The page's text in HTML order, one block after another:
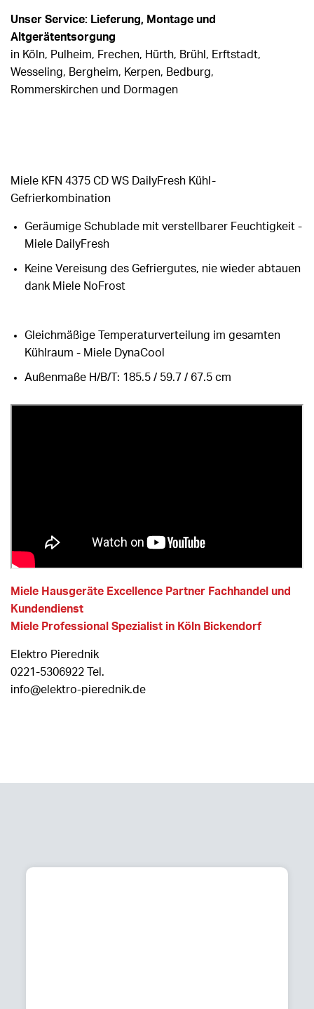
Unser Service: Lieferung, Montage und
Altgerätentsorgung
in Köln, Pulheim, Frechen, Hürth, Brühl, Erftstadt,
Wesseling, Bergheim, Kerpen, Bedburg,
Rommerskirchen und Dormagen
Miele KFN 4375 CD WS DailyFresh Kühl-
Gefrierkombination
Geräumige Schublade mit verstellbarer Feuchtigkeit -
Miele DailyFresh
Keine Vereisung des Gefriergutes, nie wieder abtauen
dank Miele NoFrost
Gleichmäßige Temperaturverteilung im gesamten
Kühlraum - Miele DynaCool
Außenmaße H/B/T: 185.5 / 59.7 / 67.5 cm
Miele Hausgeräte Excellence Partner Fachhandel und
Kundendienst
Miele Professional Spezialist in Köln Bickendorf
Elektro Pierednik
0221-5306922 Tel.
info@elektro-pierednik.de